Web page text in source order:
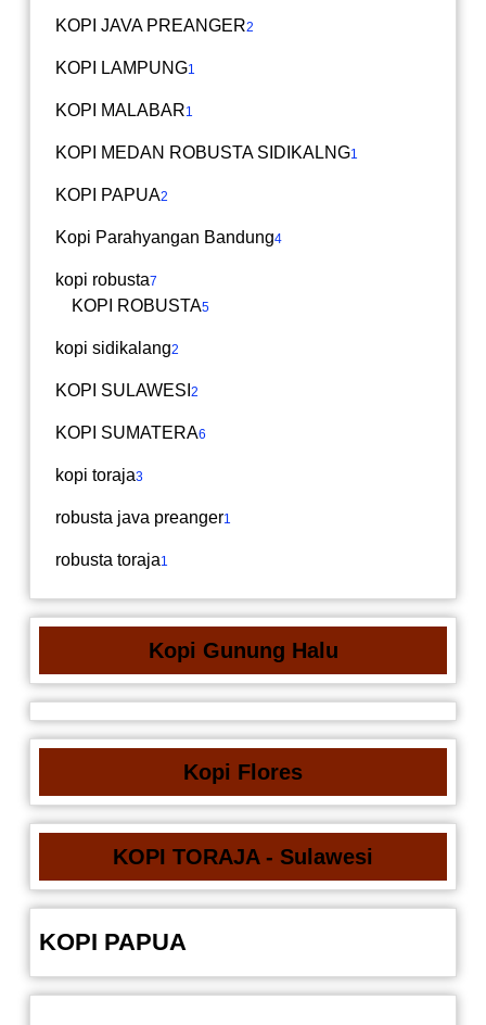
KOPI JAVA PREANGER2
KOPI LAMPUNG1
KOPI MALABAR1
KOPI MEDAN ROBUSTA SIDIKALNG1
KOPI PAPUA2
Kopi Parahyangan Bandung4
kopi robusta7
KOPI ROBUSTA5
kopi sidikalang2
KOPI SULAWESI 2
KOPI SUMATERA6
kopi toraja3
robusta java preanger1
robusta toraja1
Kopi Gunung Halu
Kopi Flores
KOPI TORAJA - Sulawesi
KOPI PAPUA